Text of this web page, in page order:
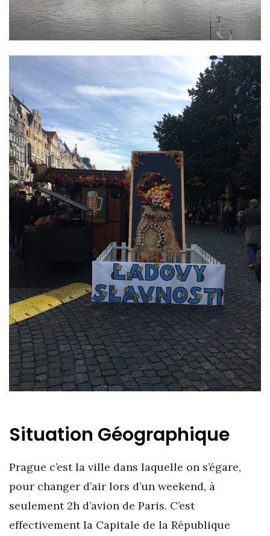
Situation Géographique
Prague c’est la ville dans laquelle on s’égare,
pour changer d’air lors d’un weekend, à
seulement 2h d’avion de Paris. C’est
effectivement la Capitale de la République